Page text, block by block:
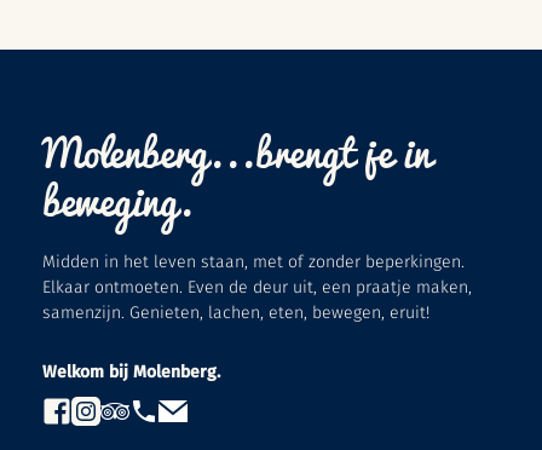
Molenberg...brengt je in
beweging.
Midden in het leven staan, met of zonder beperkingen.
Elkaar ontmoeten. Even de deur uit, een praatje maken,
samenzijn. Genieten, lachen, eten, bewegen, eruit!
Welkom bij Molenberg.